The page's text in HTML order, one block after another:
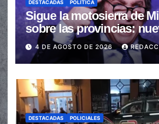
DESTACADAS POLÍTICA
Sigue la motosierra de
sobre las provincias:
de las transferencias no
automáticas
4 DE AGOSTO DE 2026
DESTACADAS POLICIALES